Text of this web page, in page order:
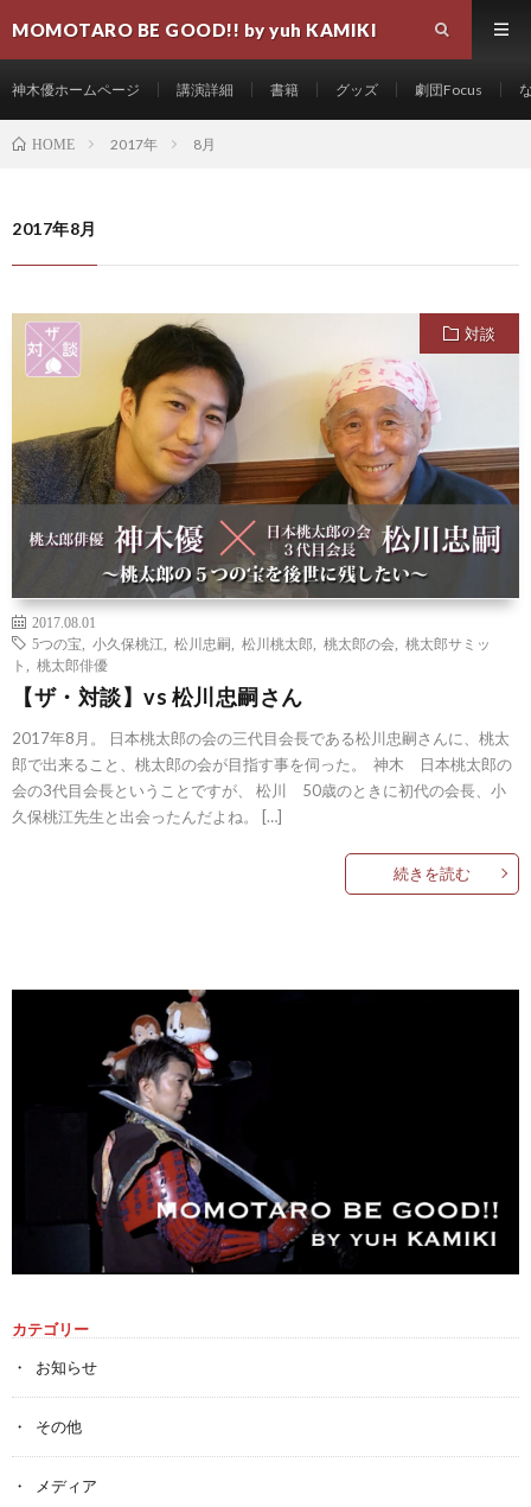
MOMOTARO BE GOOD!! by yuh KAMIKI
神木優ホームページ 講演詳細 書籍 グッズ 劇団Focus
HOME 2017年 8月
2017年8月
対談
2017.08.01
5つの宝
小久保桃江 松川忠嗣 松川桃太郎 桃太郎の会
桃太郎サミッ
ト
桃太郎俳優
【ザ・対談】vs 松川忠嗣さん
2017年8月。 日本桃太郎の会の三代目会長である松川忠嗣さんに、桃太
郎で出来ること、桃太郎の会が目指す事を伺った。 神木 日本桃太郎の
会の3代目会長ということですが、 松川 50歳のときに初代の会長、小
久保桃江先生と出会ったんだよね。 […]
続きを読む
カテゴリー
お知らせ
その他
メディア